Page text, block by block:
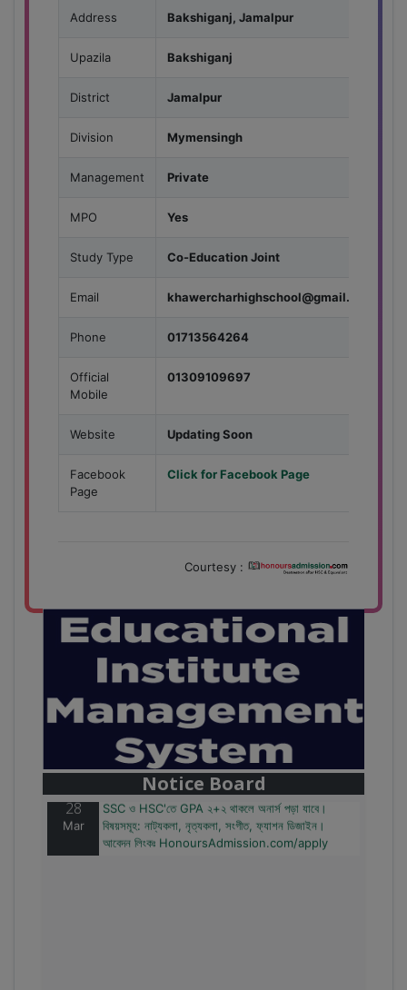
Address Bakshiganj, Jamalpur
Upazila Bakshiganj
District Jamalpur
Division Mymensingh
Management Private
MPO Yes
Study Type Co-Education Joint
Email khawercharhighschool@gmail.com
Phone 01713564264
Official
Mobile
01309109697
Website Updating Soon
Facebook
Page
Click for Facebook Page
Courtesy :
Notice Board
বাজেটের মধ্যে প্রাইভেট ইউনিভার্সিটিতে অনার্স পড়ার সুযোগ।
২০টির অধিক বিষয়, ৪ বছরে মোট খরচ ২ লক্ষ থেকে ৫ লক্ষ টাকা।
আবেদন লিংকঃ HonoursAdmission.com/apply
28
Mar
SSC ও HSC'তে GPA ২+২ থাকলে অনার্স পড়া যাবে।
বিষয়সমূহ: নাট্যকলা, নৃত্যকলা, সংগীত, ফ্যাশন ডিজাইন।
আবেদন লিংকঃ HonoursAdmission.com/apply